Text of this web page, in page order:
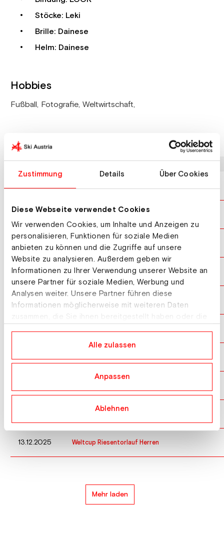
Zustimmung Details Über Cookies
Diese Webseite verwendet Cookies
Wir verwenden Cookies, um Inhalte und Anzeigen zu
personalisieren, Funktionen für soziale Medien
anbieten zu können und die Zugriffe auf unsere
Website zu analysieren. Außerdem geben wir
Informationen zu Ihrer Verwendung unserer Website an
unsere Partner für soziale Medien, Werbung und
Analysen weiter. Unsere Partner führen diese
Informationen möglicherweise mit weiteren Daten
zusammen, die Sie ihnen bereitgestellt haben oder die
Alle zulassen
Anpassen
Ablehnen
Stöcke: Leki
Brille: Dainese
Helm: Dainese
Hobbies
Fußball, Fotografie, Weltwirtschaft,
Letzte Ergebnisse
Datum Wettbewerb
11.04.2026 Nationale Meisterschaften Riesentorlauf Herren
24.03.2026 Weltcup Riesentorlauf Herren
07.03.2026 Weltcup Riesentorlauf Herren
14.02.2026 Olympische Winterspiele Riesentorlauf Herren
27.01.2026
16.01.2026 Europacup Super G Herren
Weltcup Riesentorlauf Herren
13.12.2025 Weltcup Riesentorlauf Herren
Mehr laden